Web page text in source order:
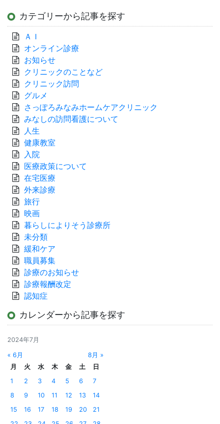
カテゴリーから記事を探す
ＡＩ
オンライン診療
お知らせ
クリニックのことなど
クリニック訪問
グルメ
さっぽろみなみホームケアクリニック
みなしの訪問看護について
人生
健康教室
入院
医療政策について
在宅医療
外来診療
旅行
映画
暮らしによりそう診療所
未分類
緩和ケア
職員募集
診療のお知らせ
診療報酬改定
認知症
カレンダーから記事を探す
2024年7月
« 6月
8月 »
月
火 水 木 金 土
日
1
2 3 4 5 6
7
8
9 10 11 12 13
14
15
16 17 18 19 20
21